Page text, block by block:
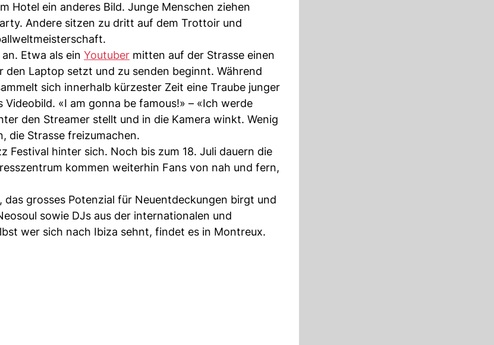
Hotel ein anderes Bild. Junge Menschen ziehen
Andere sitzen zu dritt auf dem Trottoir und
Etwa als ein Youtuber mitten auf der Strasse einen
Laptop setzt und zu senden beginnt. Während
sich innerhalb kürzester Zeit eine Traube junger
«I am gonna be famous!» – «Ich werde
den Streamer stellt und in die Kamera winkt. Wenig
die Strasse freizumachen.
hinter sich. Noch bis zum 18. Juli dauern die
kommen weiterhin Fans von nah und fern,
grosses Potenzial für Neuentdeckungen birgt und
sowie DJs aus der internationalen und
wer sich nach Ibiza sehnt, findet es in Montreux.